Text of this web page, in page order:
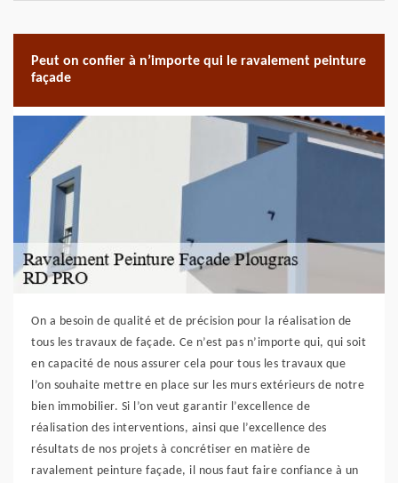
Peut on confier à n’importe qui le ravalement peinture
façade
On a besoin de qualité et de précision pour la réalisation de
tous les travaux de façade. Ce n’est pas n’importe qui, qui soit
en capacité de nous assurer cela pour tous les travaux que
l’on souhaite mettre en place sur les murs extérieurs de notre
bien immobilier. Si l’on veut garantir l’excellence de
réalisation des interventions, ainsi que l’excellence des
résultats de nos projets à concrétiser en matière de
ravalement peinture façade, il nous faut faire confiance à un